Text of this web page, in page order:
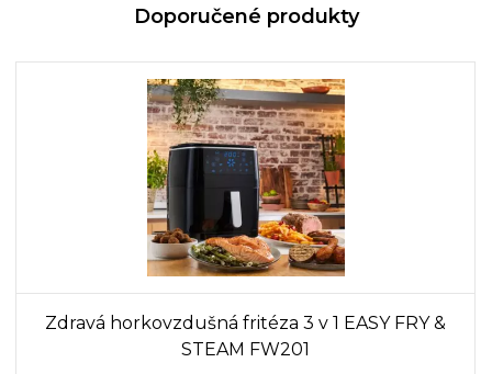
Doporučené produkty
Zdravá horkovzdušná fritéza 3 v 1 EASY FRY &
STEAM FW201